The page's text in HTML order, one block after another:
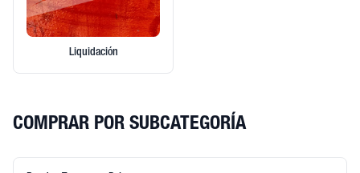
Liquidación
COMPRAR POR SUBCATEGORÍA